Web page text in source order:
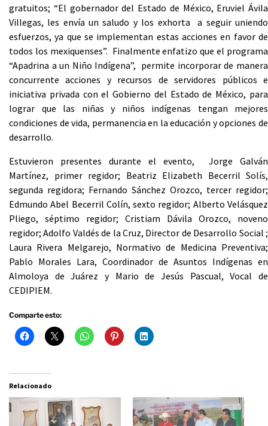
gratuitos; “El gobernador del Estado de México, Eruviel Ávila
Villegas, les envía un saludo y los exhorta a seguir uniendo
esfuerzos, ya que se implementan estas acciones en favor de
todos los mexiquenses”. Finalmente enfatizo que el programa
“Apadrina a un Niño Indígena”, permite incorporar de manera
concurrente acciones y recursos de servidores públicos e
iniciativa privada con el Gobierno del Estado de México, para
lograr que las niñas y niños indígenas tengan mejores
condiciones de vida, permanencia en la educación y opciones de
desarrollo.
Estuvieron presentes durante el evento, Jorge Galván
Martínez, primer regidor; Beatriz Elizabeth Becerril Solís,
segunda regidora; Fernando Sánchez Orozco, tercer regidor;
Edmundo Abel Becerril Colín, sexto regidor; Alberto Velásquez
Pliego, séptimo regidor; Cristiam Dávila Orozco, noveno
regidor; Adolfo Valdés de la Cruz, Director de Desarrollo Social ;
Laura Rivera Melgarejo, Normativo de Medicina Preventiva;
Pablo Morales Lara, Coordinador de Asuntos Indígenas en
Almoloya de Juárez y Mario de Jesús Pascual, Vocal de
CEDIPIEM.
Comparte esto:
Relacionado